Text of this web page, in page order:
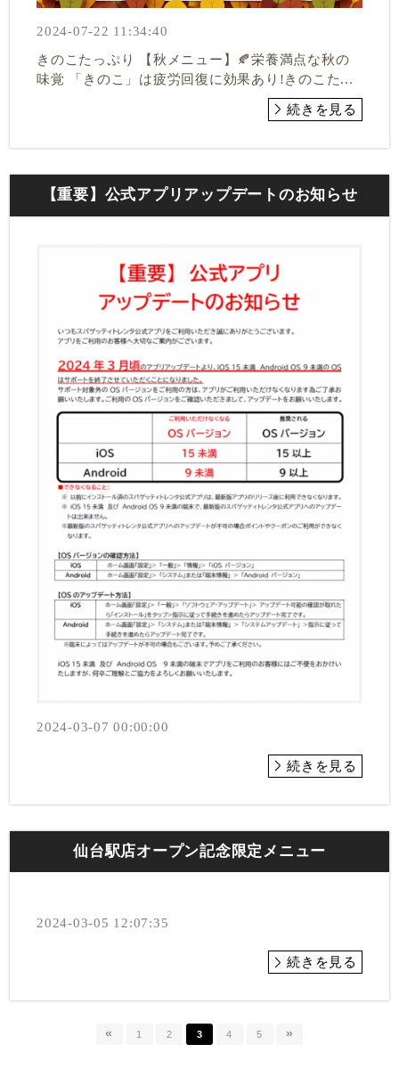
2024-07-22 11:34:40
きのこたっぷり 【秋メニュー】🍂栄養満点な秋の
味覚 「きのこ」は疲労回復に効果あり!きのこた...
続きを見る
【重要】公式アプリアップデートのお知らせ
2024-03-07 00:00:00
続きを見る
仙台駅店オープン記念限定メニュー
2024-03-05 12:07:35
続きを見る
« 1 2 3 4 5 »